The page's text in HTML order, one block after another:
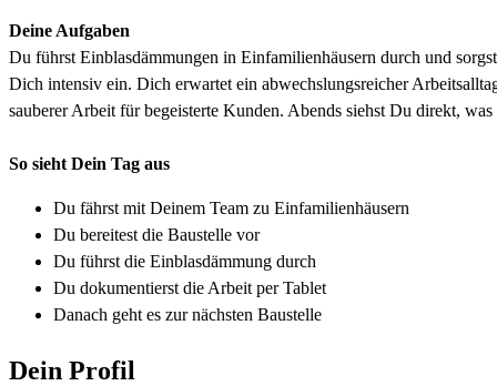
Deine Aufgaben
Du führst Einblasdämmungen in Einfamilienhäusern durch und
Dich intensiv ein. Dich erwartet ein abwechslungsreicher
sauberer Arbeit für begeisterte Kunden. Abends siehst Du direkt,
So sieht Dein Tag aus
Du fährst mit Deinem Team zu Einfamilienhäusern
Du bereitest die Baustelle vor
Du führst die Einblasdämmung durch
Du dokumentierst die Arbeit per Tablet
Danach geht es zur nächsten Baustelle
Dein Profil